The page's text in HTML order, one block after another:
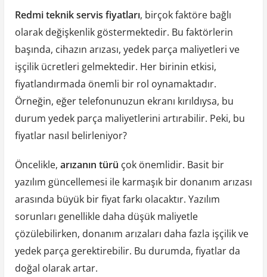
Gore
Degisir
Redmi teknik servis fiyatları, birçok faktöre bağlı
olarak değişkenlik göstermektedir. Bu faktörlerin
başında, cihazın arızası, yedek parça maliyetleri ve
işçilik ücretleri gelmektedir. Her birinin etkisi,
fiyatlandırmada önemli bir rol oynamaktadır.
Örneğin, eğer telefonunuzun ekranı kırıldıysa, bu
durum yedek parça maliyetlerini artırabilir. Peki, bu
fiyatlar nasıl belirleniyor?
Öncelikle, arızanın türü çok önemlidir. Basit bir
yazılım güncellemesi ile karmaşık bir donanım arızası
arasında büyük bir fiyat farkı olacaktır. Yazılım
sorunları genellikle daha düşük maliyetle
çözülebilirken, donanım arızaları daha fazla işçilik ve
yedek parça gerektirebilir. Bu durumda, fiyatlar da
doğal olarak artar.